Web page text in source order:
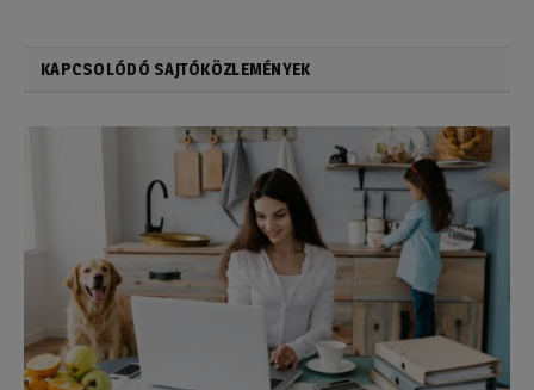
KAPCSOLÓDÓ SAJTÓKÖZLEMÉNYEK